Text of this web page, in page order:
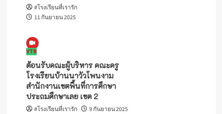
#โรงเรียนที่เรารัก
11 กันยายน 2025
VTR
ต้อนรับคณะผู้บริหาร คณะครู
โรงเรียนบ้านนาวัวโพนงาม
สำนักงานเขตพื้นที่การศึกษา
ประถมศึกษาเลย เขต 2
#โรงเรียนที่เรารัก 9 กันยายน 2025